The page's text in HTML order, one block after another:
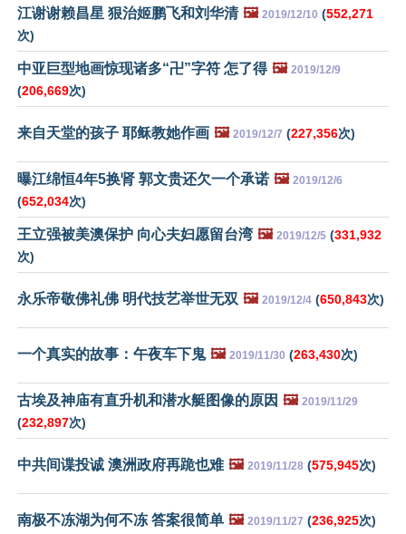
江谢谢赖昌星 狠治姬鹏飞和刘华清 🖼️ 2019/12/10 (552,271
次)
中亚巨型地画惊现诸多“卍”字符 怎了得 🖼️ 2019/12/9
(206,669次)
来自天堂的孩子 耶稣教她作画 🖼️ 2019/12/7 (227,356次)
曝江绵恒4年5换肾 郭文贵还欠一个承诺 🖼️ 2019/12/6
(652,034次)
王立强被美澳保护 向心夫妇愿留台湾 🖼️ 2019/12/5 (331,932
次)
永乐帝敬佛礼佛 明代技艺举世无双 🖼️ 2019/12/4 (650,843次)
一个真实的故事：午夜车下鬼 🖼️ 2019/11/30 (263,430次)
古埃及神庙有直升机和潜水艇图像的原因 🖼️ 2019/11/29
(232,897次)
中共间谍投诚 澳洲政府再跪也难 🖼️ 2019/11/28 (575,945次)
南极不冻湖为何不冻 答案很简单 🖼️ 2019/11/27 (236,925次)